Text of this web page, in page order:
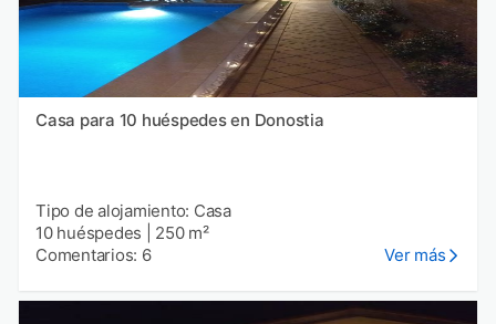
Casa para 10 huéspedes en Donostia
Tipo de alojamiento: Casa
10 huéspedes
250 m²
Comentarios: 6
Ver más